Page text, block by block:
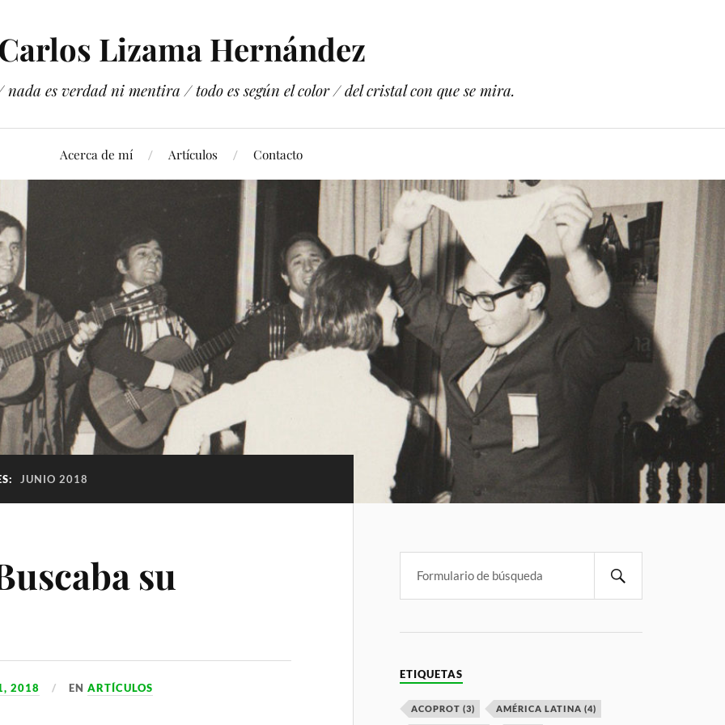
Lizama Hernández
es verdad ni mentira / todo es según el color / del cristal con que se mira.
Acerca de mí Artículos Contacto
JUNIO 2018
su
2018 ENARTÍCULOS
ETIQUETAS
ACOPROT (3) AMÉRICA LATINA (4)